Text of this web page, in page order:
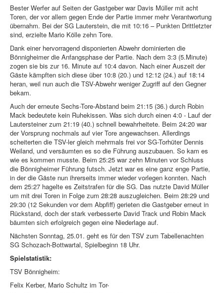
Bester Werfer auf Seiten der Gastgeber war Davis Müller mit acht
Toren, der vor allem gegen Ende der Partie immer mehr Verantwortung
übernahm. Bei der SG Lauterstein, die mit 10:16 – Punkten Drittletzter
sind, erzielte Mario Kölle zehn Tore.
Dank einer hervorragend disponierten Abwehr dominierten die
Bönnigheimer die Anfangsphase der Partie. Nach dem 3:3 (5.Minute)
zogen sie bis zur 16. Minute auf 10:4 davon. Nach einer Auszeit der
Gäste kämpften sich diese über 10:8 (20.) und 12:12 (24.) auf 18:14
heran, weil nun auch die TSV-Abwehr weniger Zugriff auf den Gegner
bekam.
Auch der erneute Sechs-Tore-Abstand beim 21:15 (36.) durch Robin
Mack bedeutete kein Ruhekissen. Was sich durch einen 4:0 - Lauf der
Lautersteiner zum 21:19 (40.) schnell bewahrheitete. Beim 24:20 war
der Vorsprung nochmals auf vier Tore angewachsen. Allerdings
scheiterten die TSV-ler gleich mehrmals frei vor SG-Torhüter Dennis
Weiland, und versäumten es so die Führung auszubauen. So kam es
wie es kommen musste. Beim 25:25 war zehn Minuten vor Schluss
die Bönnigheimer Führung futsch. Jetzt war es eine ganz enge Partie,
in der die Gäste nun ihrerseits immer wieder vorlegen konnten. Nach
dem 25:27 hagelte es Zeitstrafen für die SG. Das nutzte David Müller
um mit drei Toren in Folge zum 28:28 auszugleichen. Beim 28:29 und
29:30 (12 Sekunden vor dem Abpfiff) gerieten die Gastgeber erneut in
Rückstand, doch der stark verbesserte David Track und Robin Mack
bäumten sich erfolgreich gegen eine Niederlage auf.
Nächsten Sonntag, 25.01. geht es für den TSV zum Tabellenachten
SG Schozach-Bottwartal, Spielbeginn 18 Uhr.
Spielstatistik:
TSV Bönnigheim:
Felix Kerber, Mario Schultz im Tor-